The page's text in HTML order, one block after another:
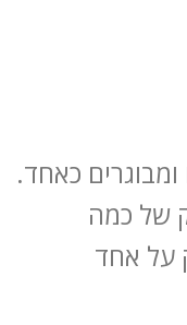
כאחד.
של כמה
על אחד